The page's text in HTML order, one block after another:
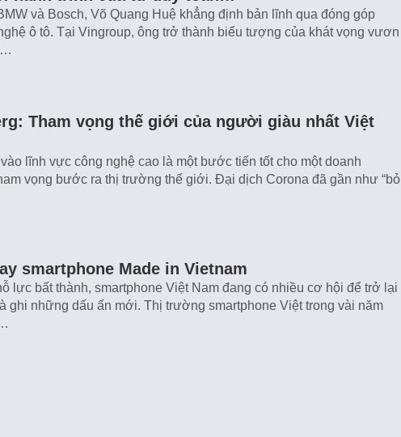
và Bosch, Võ Quang Huệ khẳng định bản lĩnh qua đóng góp
ô tô. Tại Vingroup, ông trở thành biểu tượng của khát vọng vươn
Tham vọng thế giới của người giàu nhất Việt
lĩnh vực công nghệ cao là một bước tiến tốt cho một doanh
vọng bước ra thị trường thế giới. Đại dịch Corona đã gần như “bỏ
smartphone Made in Vietnam
lực bất thành, smartphone Việt Nam đang có nhiều cơ hội để trở lại
ghi những dấu ấn mới. Thị trường smartphone Việt trong vài năm